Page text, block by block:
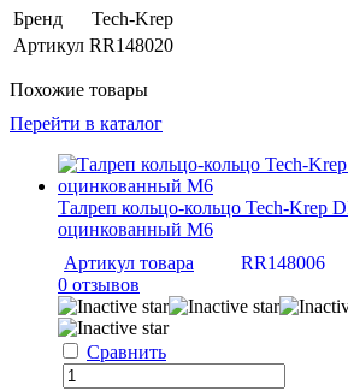
Бренд
Tech-Krep
Артикул RR148020
Похожие товары
Перейти в каталог
Талреп кольцо-кольцо Tech-Krep
оцинкованный М6
Артикул товара
RR148006
0 отзывов
Сравнить